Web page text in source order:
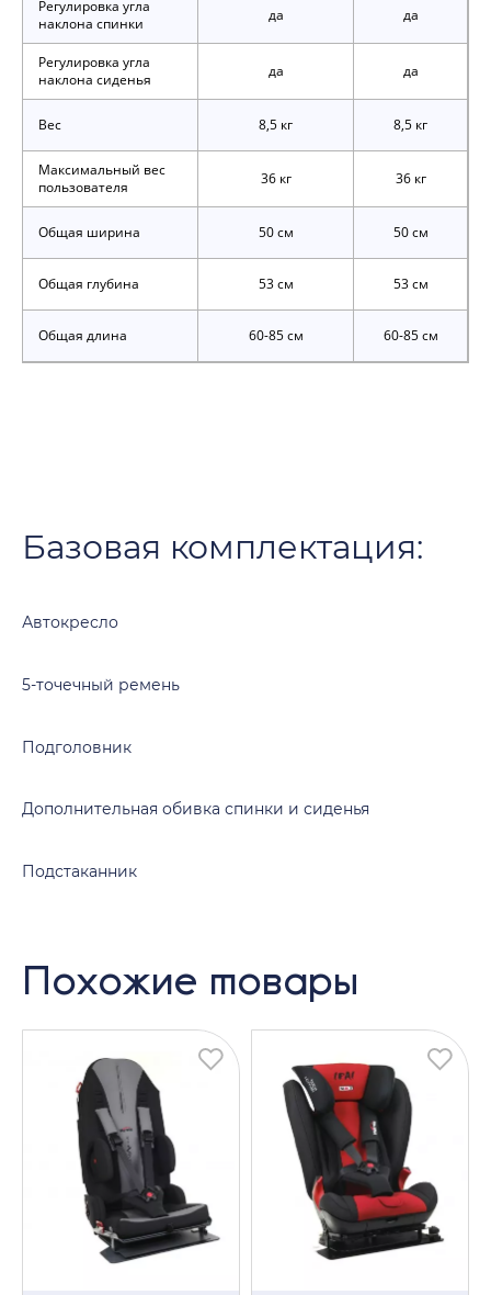
Регулировка угла
наклона спинки
да да
Регулировка угла
наклона сиденья
да да
Вес 8,5 кг 8,5 кг
Максимальный вес
пользователя
36 кг 36 кг
Общая ширина 50 см 50 см
Общая глубина 53 см 53 см
Общая длина 60-85 см 60-85 см
Базовая комплектация:
Автокресло
5-точечный ремень
Подголовник
Дополнительная обивка спинки и сиденья
Подстаканник
Похожие товары